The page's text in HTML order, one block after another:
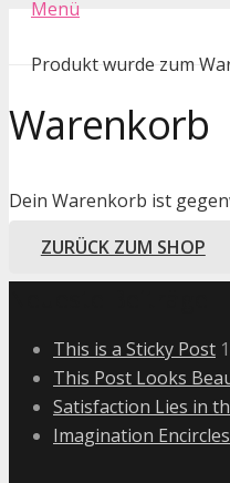
Menü
Produktwurde zum
Warenkorb
Dein Warenkorb ist
ZURÜCK ZUM SHOP
This is a Sticky Post
This Post Looks
Satisfaction Lies in
Imagination